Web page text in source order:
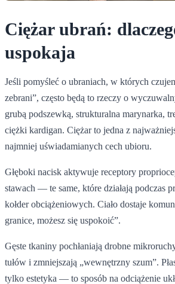
Ciężar ubrań:
uspokaja
Jeśli pomyśleć o ubraniach, w których
zebrani”, często będą to rzeczy o
grubą podszewką, strukturalna marynarka,
ciężki kardigan. Ciężar to jedna z
najmniej uświadamianych cech ubioru.
Głęboki nacisk aktywuje receptory
stawach — te same, które działają podczas
kołder obciążeniowych. Ciało dostaje
granice, możesz się uspokoić”.
Gęste tkaniny pochłaniają drobne
tułów i zmniejszają „wewnętrzny szum”.
tylko estetyka — to sposób na odciążenie